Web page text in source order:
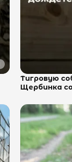
Тигровую
Щербинка